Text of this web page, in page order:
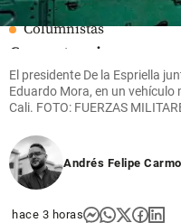
Columnistas
Competencia
epidémica
share
El presidente De la Espriella
Eduardo Mora, en un vehículo
Cali. FOTO: FUERZAS
Andrés Felipe
hace 3 horas